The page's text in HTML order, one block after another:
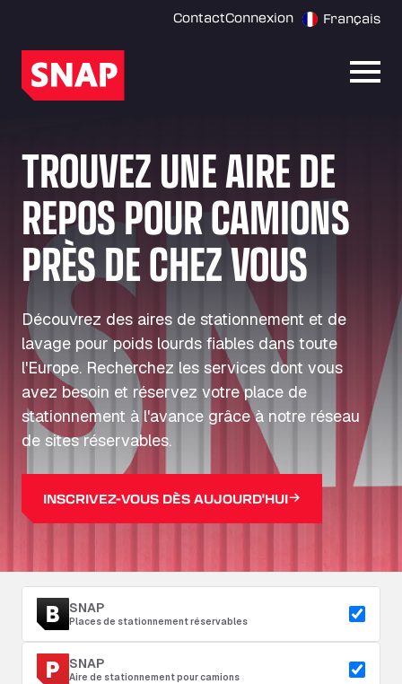
ContactConnexion Français
TROUVEZ UNE AIRE DE
REPOS POUR CAMIONS
PRÈS DE CHEZ VOUS
Découvrez des aires de stationnement et de
lavage pour poids lourds fiables dans toute
l'Europe. Recherchez les services dont vous
avez besoin et réservez votre place de
stationnement à l'avance grâce à notre réseau
de sites réservables.
INSCRIVEZ-VOUS DÈS AUJOURD'HUI
SNAP
Places de stationnement réservables
SNAP
Aire de stationnement pour camions